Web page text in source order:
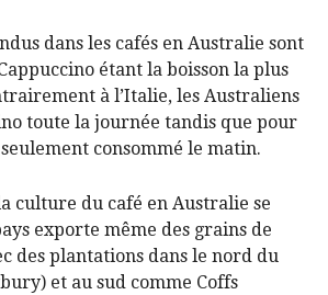
dans les cafés en Australie sont
étant la boisson la plus
à l’Italie, les Australiens
toute la journée tandis que pour
consommé le matin.
culture du café en Australie se
exporte même des grains de
des plantations dans le nord du
et au sud comme Coffs